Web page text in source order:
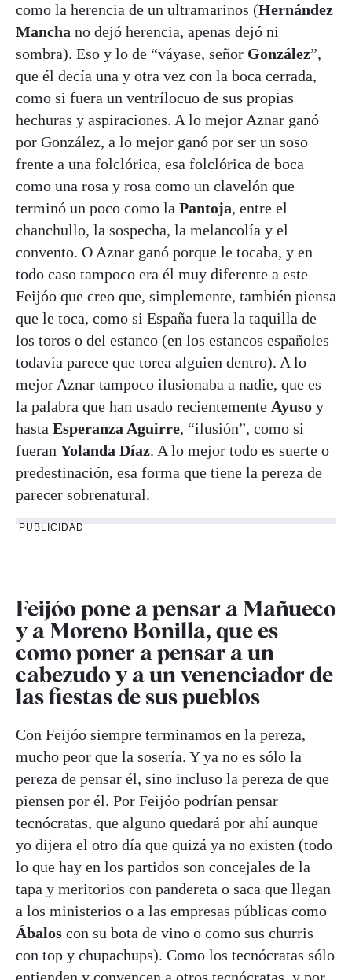
como la herencia de un ultramarinos (Hernández
Mancha no dejó herencia, apenas dejó ni
sombra). Eso y lo de “váyase, señor González”,
que él decía una y otra vez con la boca cerrada,
como si fuera un ventrílocuo de sus propias
hechuras y aspiraciones. A lo mejor Aznar ganó
por González, a lo mejor ganó por ser un soso
frente a una folclórica, esa folclórica de boca
como una rosa y rosa como un clavelón que
terminó un poco como la Pantoja, entre el
chanchullo, la sospecha, la melancolía y el
convento. O Aznar ganó porque le tocaba, y en
todo caso tampoco era él muy diferente a este
Feijóo que creo que, simplemente, también piensa
que le toca, como si España fuera la taquilla de
los toros o del estanco (en los estancos españoles
todavía parece que torea alguien dentro). A lo
mejor Aznar tampoco ilusionaba a nadie, que es
la palabra que han usado recientemente Ayuso y
hasta Esperanza Aguirre, “ilusión”, como si
fueran Yolanda Díaz. A lo mejor todo es suerte o
predestinación, esa forma que tiene la pereza de
parecer sobrenatural.
PUBLICIDAD
Feijóo pone a pensar a Mañueco
y a Moreno Bonilla, que es
como poner a pensar a un
cabezudo y a un venenciador de
las fiestas de sus pueblos
Con Feijóo siempre terminamos en la pereza,
mucho peor que la sosería. Y ya no es sólo la
pereza de pensar él, sino incluso la pereza de que
piensen por él. Por Feijóo podrían pensar
tecnócratas, que alguno quedará por ahí aunque
yo dijera el otro día que quizá ya no existen (todo
lo que hay en los partidos son concejales de la
tapa y meritorios con pandereta o saca que llegan
a los ministerios o a las empresas públicas como
Ábalos con su bota de vino o como sus churris
con top y chupachups). Como los tecnócratas sólo